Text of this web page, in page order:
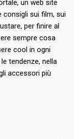
un web site
consigli sui film, sui
per finire al
sempre cosa
cool in ogni
tendenze, nella
accessori più